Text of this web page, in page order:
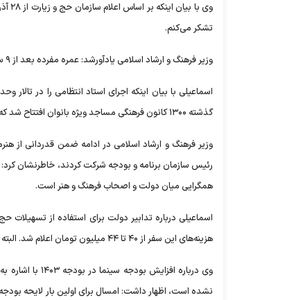
وی
تشکر می‌کنم.
وزیر فرهنگ و ارشاد اسلامی یادآورشد: عمره مفرده بعد از ۹ سال توقف از سر گرفته می‌شود و اولویت با افرادی است که ثبت نام کرده اند.
اسماعیلی با بیان اینکه اجرای استاد انتظامی را در
گذشته ۱۳۰۰ کانون فرهنگی مساجد ویژه بانوان افتتاح شد که کار بزرگی است و زنان با حضور در این کانون ها، فضای تعاملی بیشتری خواهند داشت.
وزیر فرهنگ و ارشاد اسلامی در ادامه ضمن قدردانی از
رئیس سازمان برنامه و بودجه شرکت کردند، خاطرنشان کرد:
همگرایی میان دولت و اصحاب فرهنگ و هنر است.
اسماعیلی درباره تدابیر دولت برای استفاده از تسهیلات
هزینه‌های این سفر از ۴۰ تا ۴۴ میلیون تومان اعلام شد. البته با دستور رئیس به‌تدریج زمینه حمایت‌های جدی‌تری را فراهم می‌کنیم.
نشده است، اظهار داشت: امسال برای اولین بار